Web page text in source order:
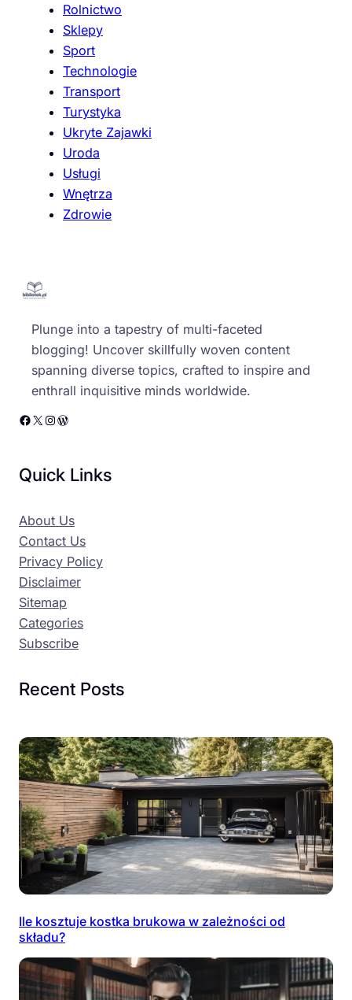
Rolnictwo
Sklepy
Sport
Technologie
Transport
Turystyka
Ukryte Zajawki
Uroda
Usługi
Wnętrza
Zdrowie
Plunge into a tapestry of multi-faceted
blogging! Uncover skillfully woven content
spanning diverse topics, crafted to inspire and
enthrall inquisitive minds worldwide.
Facebook X Instagram WordPress
Quick Links
About Us
Contact Us
Privacy Policy
Disclaimer
Sitemap
Categories
Subscribe
Recent Posts
Ile kosztuje kostka brukowa w zależności od
składu?